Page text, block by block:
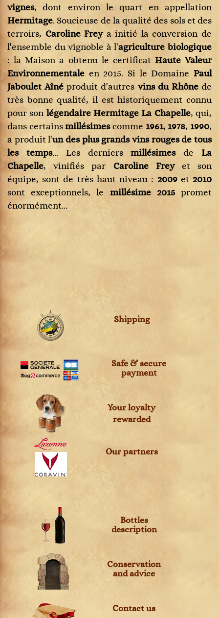
vignes, dont environ le quart en appellation
Hermitage. Soucieuse de la qualité des sols et des
terroirs, Caroline Freya initié la conversion de
l'ensemble du vignoble à l'agriculture biologique
: la Maison a obtenu le certificat Haute Valeur
Environnementale en 2015. Si le Domaine Paul
Jaboulet Aîné produit d'autres vins du Rhônede
très bonne qualité, il est historiquement connu
pour son légendaire Hermitage La Chapelle, qui,
dans certainsmillésimescomme 1961, 1978, 1990,
a produit l'un des plus grands vins rouges de tous
les temps... Les derniersmillésimesde La
Chapelle, vinifiés par Caroline Freyet son
équipe, sont de très haut niveau : 2009et 2010
sont exceptionnels, le millésime 2015promet
énormément...
Shipping
Safe & secure
payment
Your loyalty
rewarded
Our partners
Bottles
description
Conservation
and advice
Contact us